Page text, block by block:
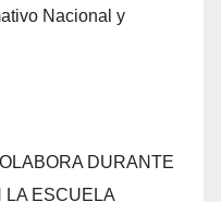
Nacional y
DURANTE
LA ESCUELA